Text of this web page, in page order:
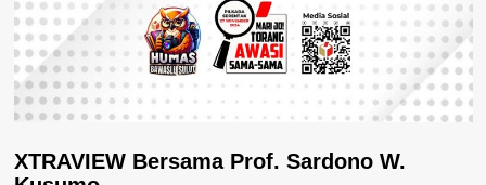
XTRAVIEW Bersama Prof. Sardono W.